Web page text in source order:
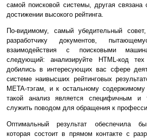
самой поисковой системы, другая
достижении высокого рейтинга.
По-видимому, самый убедительный
разработчику документов,
взаимодействия с поисковыми
следующий: анализируйте HTML-код
добились в интересующих вас сфере
системе наивысших рейтинговых
META-тэгам, и к остальному содержимому
такой анализ является специфичным и
служить поводом для обращения к
Оптимальный результат обеспечила бы
которая состоит в прямом контакте с